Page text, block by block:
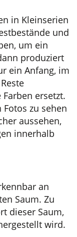
in Kleinserien
und
um ein
produziert
ein Anfang, im
ersetzt.
zu sehen
aussehen,
innerhalb
an
Saum. Zu
dieser Saum,
wird.